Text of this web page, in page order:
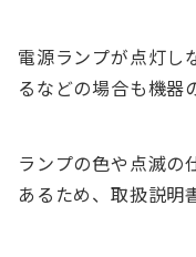
電源ランプが点灯し
るなどの場合も機器
ランプの色や点滅の
あるため、取扱説明